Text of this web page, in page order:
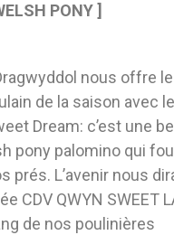
PONY ]
nous offre le
de la saison avec
Dream: c’est une
pony palomino qui
prés. L’avenir nous
CDV QWYN SWEET
de nos poulinières